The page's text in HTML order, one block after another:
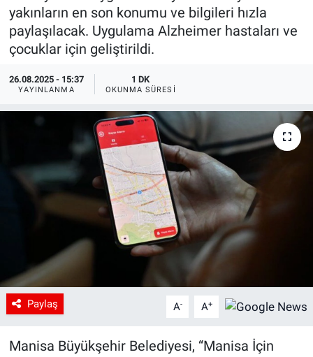
yakınların en son konumu ve bilgileri hızla
paylaşılacak. Uygulama Alzheimer hastaları ve
çocuklar için geliştirildi.
26.08.2025 - 15:37
YAYINLANMA
1 DK
OKUNMA SÜRESI
Paylaş A- A+
Manisa Büyükşehir Belediyesi, “Manisa İçin